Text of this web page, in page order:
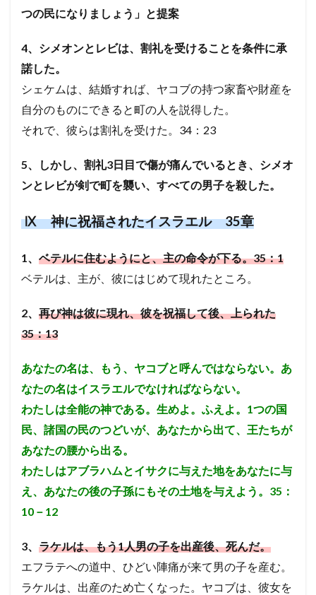
つの民になりましょう」と提案
4、シメオンとレビは、割礼を受けることを条件に承
諾した。
シェケムは、結婚すれば、ヤコブの持つ家畜や財産を
自分のものにできると町の人を説得した。
それで、彼らは割礼を受けた。34：23
5、しかし、割礼3日目で傷が痛んでいるとき、シメオ
ンとレビが剣で町を襲い、すべての男子を殺した。
Ⅸ神に祝福されたイスラエル 35章
1、 ベテルに住むようにと、主の命令が下る。35：1
ベテルは、主が、彼にはじめて現れたところ。
2、 再び神は彼に現れ、彼を祝福して後、上られた
35：13
あなたの名は、もう、ヤコブと呼んではならない。あ
なたの名はイスラエルでなければならない。
わたしは全能の神である。生めよ。ふえよ。1つの国
民、諸国の民のつどいが、あなたから出て、王たちが
あなたの腰から出る。
わたしはアブラハムとイサクに与えた地をあなたに与
え、あなたの後の子孫にもその土地を与えよう。35：
10－12
3、 ラケルは、もう1人男の子を出産後、死んだ。
エフラテへの道中、ひどい陣痛が来て男の子を産む。
ラケルは、出産のため亡くなった。ヤコブは、彼女を